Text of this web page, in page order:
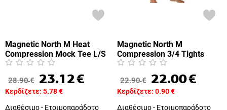
Magnetic North M Heat
Compression Mock Tee L/S
(50039-Black)
28.90€ 23.12€
Κερδίζετε: 5.78€
Διαθέσιμο - Ετοιμοπαράδοτο
Magnetic North M
Compression 3/4 Tights
(50029-White)
22.90€ 22.00€
Κερδίζετε: 0.90€
Διαθέσιμο - Ετοιμοπαράδοτο